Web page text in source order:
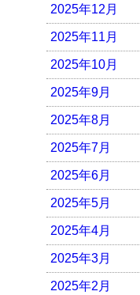
2025年12月
2025年11月
2025年10月
2025年9月
2025年8月
2025年7月
2025年6月
2025年5月
2025年4月
2025年3月
2025年2月